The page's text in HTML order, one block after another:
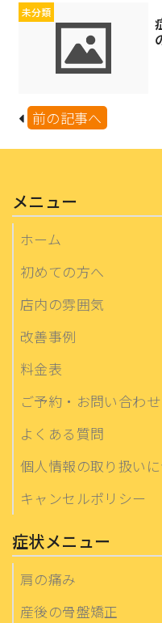
未分類
前の記事へ
メニュー
ホーム
初めての方へ
店内の雰囲気
改善事例
料金表
ご予約・お問い合わせ
よくある質問
個人情報の取り扱い
キャンセルポリシー
症状メニュー
肩の痛み
産後の骨盤矯正